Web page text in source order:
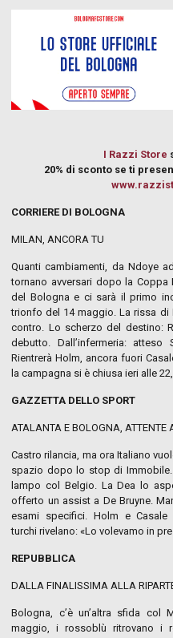
I Razzi Store
20% di sconto se ti
CORRIERE DI BOLOGNA
MILAN, ANCORA TU
Quanti cambiamenti, da Ndoye
tornano avversari dopo la Coppa
del Bologna e ci sarà il primo
trionfo del 14 maggio. La rissa di
contro. Lo scherzo del destino:
debutto. Dall’infermeria: atteso
Rientrerà Holm, ancora fuori
la campagna si è chiusa ieri alle
GAZZETTA DELLO SPORT
ATALANTA E BOLOGNA, ATTENTE
Castro rilancia, ma ora Italiano
spazio dopo lo stop di Immobile.
lampo col Belgio. La Dea lo
offerto un assist a De Bruyne.
esami specifici. Holm e Casale
turchi rivelano: «Lo volevamo in
REPUBBLICA
DALLA FINALISSIMA ALLA
Bologna, c’è un’altra sfida
maggio, i rossoblù ritrovano i